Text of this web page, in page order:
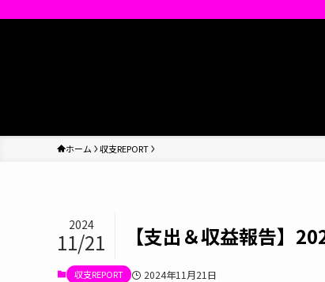
ホーム 収支REPORT
【支出＆収益報告】
2024
11/21
収支REPORT 2024年11月21日